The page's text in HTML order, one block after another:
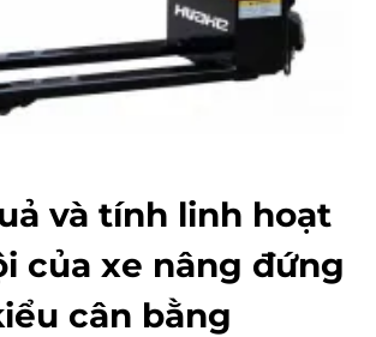
và tính linh hoạt
của xe nâng đứng
cân bằng